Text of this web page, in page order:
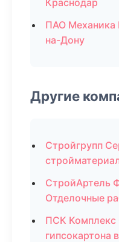
Краснодар
ПАО Механика
на-Дону
Другие
Стройгрупп
СтройАртель
Отделочные
ПСК Комплекс
гипсокартона